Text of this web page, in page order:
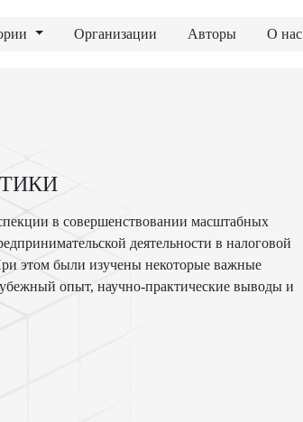
Организации Авторы О нас
в совершенствовании масштабных
деятельности в налоговой
этом были изучены некоторые важные
опыт, научно-практические выводы и